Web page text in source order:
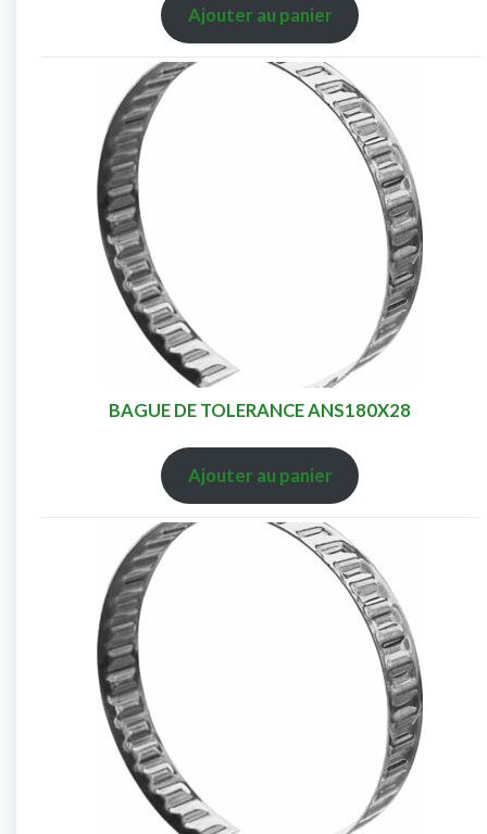
Ajouter au panier
BAGUE DE TOLERANCE ANS180X28
Ajouter au panier